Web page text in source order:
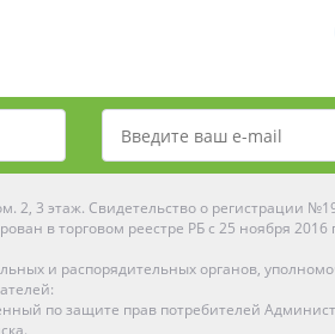
2, 3 этаж. Свидетельство о регистрации
в торговом реестре РБ с 25 ноября 2016
и распорядительных органов,
по защите прав потребителей